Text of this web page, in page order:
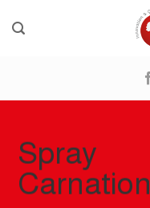
Spray
Carnation